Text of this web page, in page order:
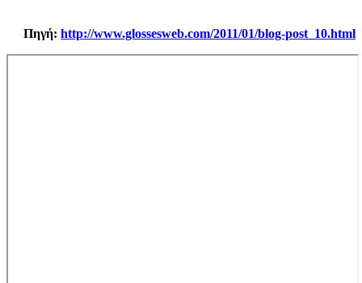
Πηγή: http://www.glossesweb.com/2011/01/blog-post_10.html